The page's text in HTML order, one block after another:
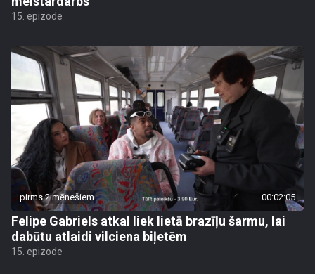
15. epizode
pirms 2 mēnešiem 00:02:05
Felipe Gabriels atkal liek lietā brazīļu šarmu, lai
dabūtu atlaidi vilciena biļetēm
15. epizode